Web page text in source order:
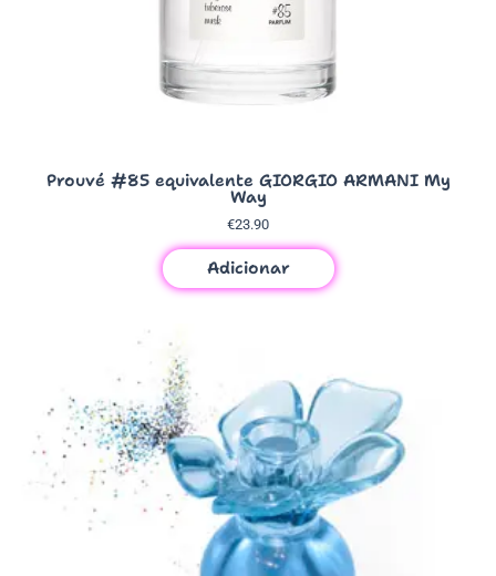
Prouvé #85 equivalente GIORGIO ARMANI My
Way
€23.90
Adicionar